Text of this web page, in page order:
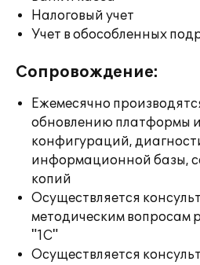
Налоговый учет
Учет в обособленных
Сопровождение:
Ежемесячно
обновлению платформы
конфигураций,
информационной базы,
копий
Осуществляется
методическим вопросам
"1С"
Осуществляется